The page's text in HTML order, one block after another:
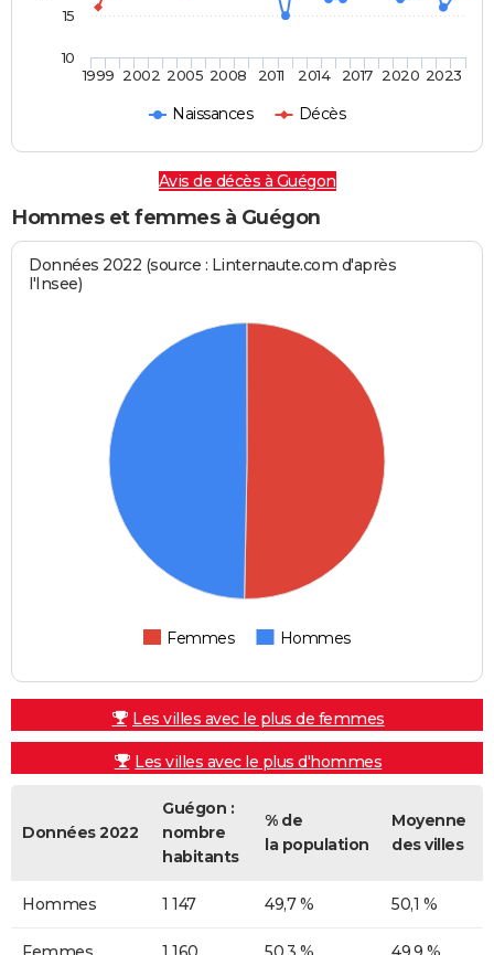
Naissances Décès
1999 2002 2005 2008 2011 2014 2017 2020 2023
10
15
Avis de décès à Guégon
Hommes et femmes à Guégon
Données 2022 (source : Linternaute.com d'après
l'Insee)
Femmes Hommes
Les villes avec le plus de femmes
Les villes avec le plus d'hommes
Données 2022
Guégon :
nombre
habitants
% de
la population
Moyenne
des villes
Hommes 1 147 49,7 % 50,1 %